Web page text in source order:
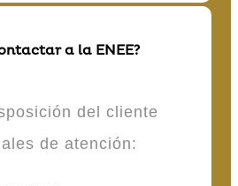
a la ENEE?
del cliente
de atención: